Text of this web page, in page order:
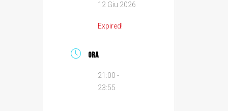
12 Giu 2026
Expired!
ORA
21:00 -
23:55